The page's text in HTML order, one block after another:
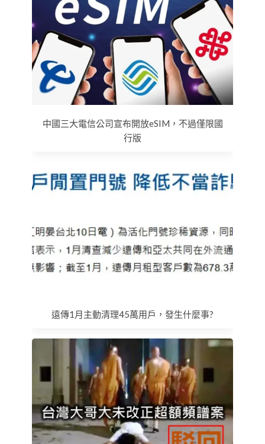
中國三大電信公司宣布開放eSIM，不過僅限國
行版
遠傳1月主動清理45萬用戶，發生什麼事?